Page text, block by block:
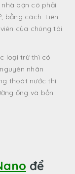
bạn có phải
bằng cách: Liên
của chúng tôi
loại trừ thì có
nhân
thoát nước thì
ống và bồn
để